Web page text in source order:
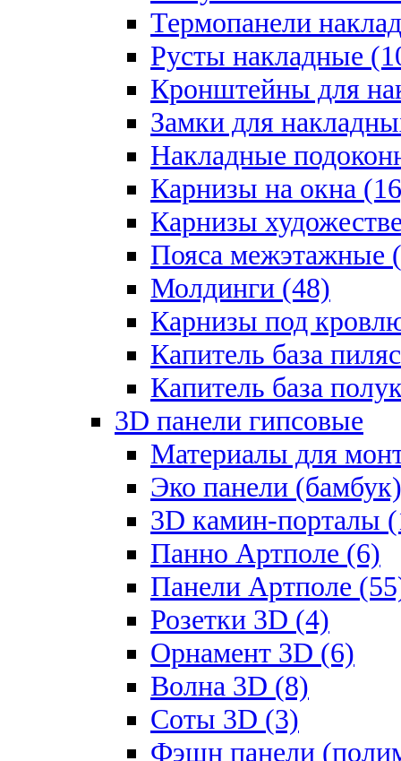
Термопанели
Русты накладные
Кронштейны для
Замки для
Накладные
Карнизы на окна
Карнизы
Пояса межэтажные
Молдинги (48)
Карнизы под
Капитель база
Капитель база
3D панели гипсовые
Материалы для
Эко панели
3D камин-порталы
Панно Артполе (6)
Панели Артполе
Розетки 3D (4)
Орнамент 3D (6)
Волна 3D (8)
Соты 3D (3)
Фэшн панели